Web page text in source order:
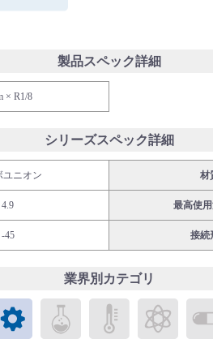
製品スペック詳細
× R1/8
シリーズスペック詳細
ユニオン 材
4.9 最高使
-45 接続
業界別カテゴリ
クトロニクス
メカトロニクス
ケミカル パブリックラ